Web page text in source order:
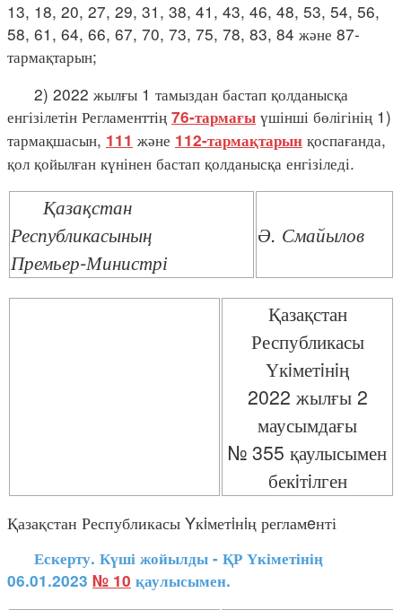
13, 18, 20, 27, 29, 31, 38, 41, 43, 46, 48, 53, 54, 56,
58, 61, 64, 66, 67, 70, 73, 75, 78, 83, 84 және 87-
тармақтарын;
2) 2022 жылғы 1 тамыздан бастап қолданысқа
енгізілетін Регламенттің 76-тармағы үшінші бөлігінің 1)
тармақшасын, 111 және 112-тармақтарын қоспағанда,
қол қойылған күнінен бастап қолданысқа енгізіледі.
Қазақстан
Республикасының
Премьер-Министрі
Ә. Смайылов
Қазақстан
Республикасы
Үкiметiнiң
2022 жылғы 2
маусымдағы
№ 355 қаулысымен
бекiтiлген
Қазақстан Республикасы Yкiметiнiң регламeнті
Ескерту. Күші жойылды - ҚР Үкіметінің
06.01.2023 № 10 қаулысымен.